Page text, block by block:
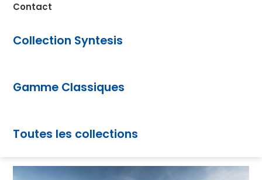
Contact
Collection Syntesis
Gamme Classiques
Toutes les collections